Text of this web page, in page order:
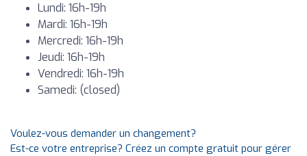
Lundi: 16h-19h
Mardi: 16h-19h
Mercredi: 16h-19h
Jeudi: 16h-19h
Vendredi: 16h-19h
Samedi: (closed)
Voulez-vous demander un changement?
Est-ce votre entreprise? Créez un compte gratuit pour gérer